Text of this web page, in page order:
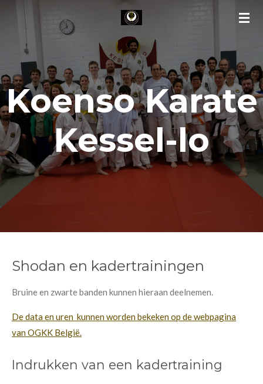
direct
hoofdinhoud
Koenso Karate
Kessel-lo
Shodan en kadertrainingen
Bruine en zwarte banden kunnen hieraan deelnemen.
De data en uren kunnen worden bekeken op de webpagina
van OGKK België.
Indrukken van een kadertraining